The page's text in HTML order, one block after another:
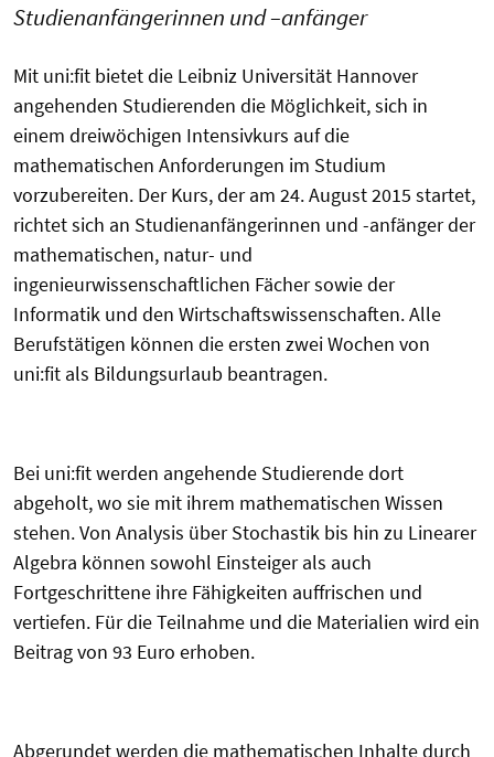
Studienanfängerinnen und –anfänger
Mit uni:fit bietet die Leibniz Universität Hannover
angehenden Studierenden die Möglichkeit, sich in
einem dreiwöchigen Intensivkurs auf die
mathematischen Anforderungen im Studium
vorzubereiten. Der Kurs, der am 24. August 2015 startet,
richtet sich an Studien­anfängerinnen und -anfänger der
mathematischen, natur- und
ingenieurwissenschaftlichen Fächer sowie der
Informatik und den Wirtschaftswissenschaften. Alle
Berufstätigen können die ersten zwei Wochen von
uni:fit als Bildungsurlaub beantragen.
Bei uni:fit werden angehende Studierende dort
abgeholt, wo sie mit ihrem mathematischen Wissen
stehen. Von Analysis über Stochastik bis hin zu Linearer
Algebra können sowohl Einsteiger als auch
Fortgeschrittene ihre Fähigkeiten auffrischen und
vertiefen. Für die Teilnahme und die Materialien wird ein
Beitrag von 93 Euro erhoben.
Abgerundet werden die mathematischen Inhalte durch